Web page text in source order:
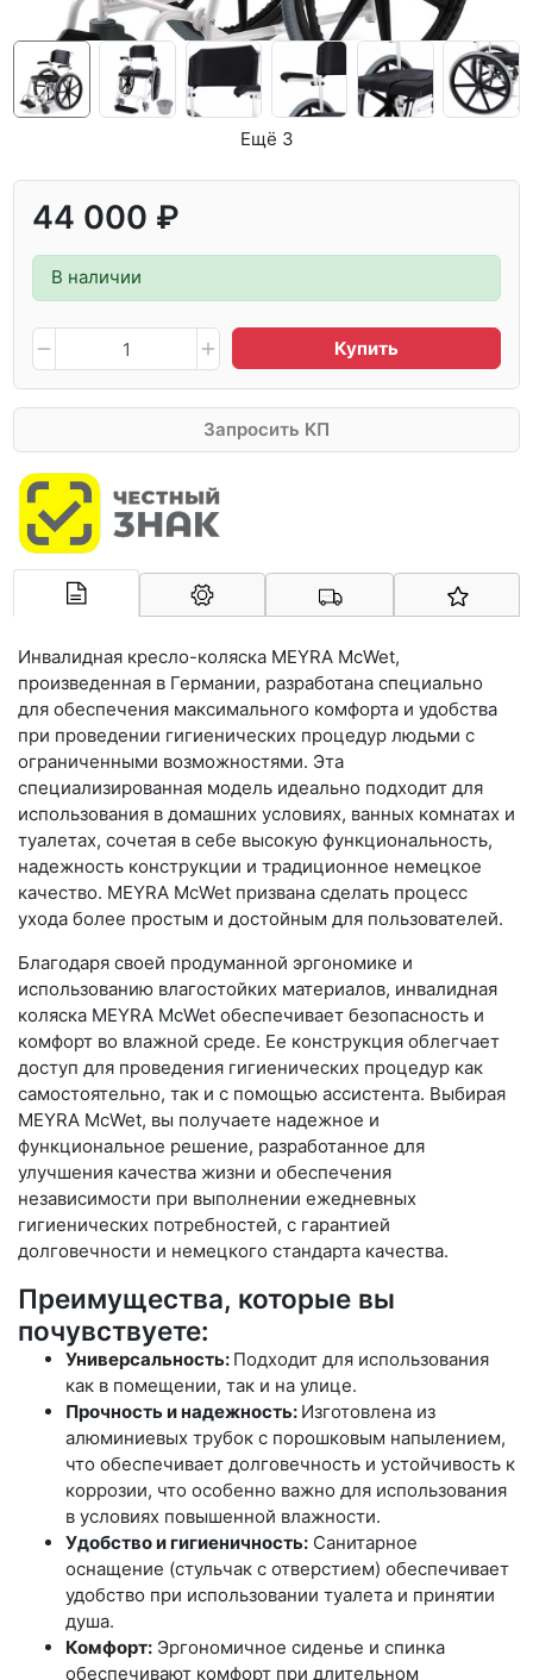
Ещё 3
44 000 ₽
В наличии
Купить
Запросить КП
Инвалидная кресло-коляска MEYRA McWet,
произведенная в Германии, разработана специально
для обеспечения максимального комфорта и удобства
при проведении гигиенических процедур людьми с
ограниченными возможностями. Эта
специализированная модель идеально подходит для
использования в домашних условиях, ванных комнатах и
туалетах, сочетая в себе высокую функциональность,
надежность конструкции и традиционное немецкое
качество. MEYRA McWet призвана сделать процесс
ухода более простым и достойным для пользователей.
Благодаря своей продуманной эргономике и
использованию влагостойких материалов, инвалидная
коляска MEYRA McWet обеспечивает безопасность и
комфорт во влажной среде. Ее конструкция облегчает
доступ для проведения гигиенических процедур как
самостоятельно, так и с помощью ассистента. Выбирая
MEYRA McWet, вы получаете надежное и
функциональное решение, разработанное для
улучшения качества жизни и обеспечения
независимости при выполнении ежедневных
гигиенических потребностей, с гарантией
долговечности и немецкого стандарта качества.
Преимущества, которые вы
почувствуете:
Универсальность: Подходит для использования
как в помещении, так и на улице.
Прочность и надежность: Изготовлена из
алюминиевых трубок с порошковым напылением,
что обеспечивает долговечность и устойчивость к
коррозии, что особенно важно для использования
в условиях повышенной влажности.
Удобство и гигиеничность: Санитарное
оснащение (стульчак с отверстием) обеспечивает
удобство при использовании туалета и принятии
душа.
Комфорт: Эргономичное сиденье и спинка
обеспечивают комфорт при длительном